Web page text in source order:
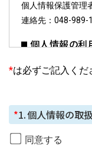
個人情報保護管
連絡先：048-989-
個人情報の利
す。
ご本⼈の同意があ
ん。
*は必ずご記入くだ
*1.個人情報の取
同意する